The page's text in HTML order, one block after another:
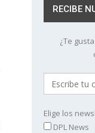
RECIBE
¿Te
Elige los
DPL News